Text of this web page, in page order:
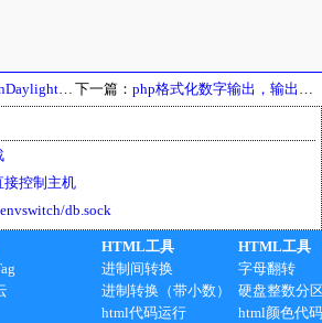
Carbon步骤 下一篇： php格式化数字输出，输出形如4,999.95
接控制主机
db.sock
HTML工具
进制间转换
进制转换（带小数）
html代码运行
HTML工具
字母翻转
硬盘整数分
html颜色代码